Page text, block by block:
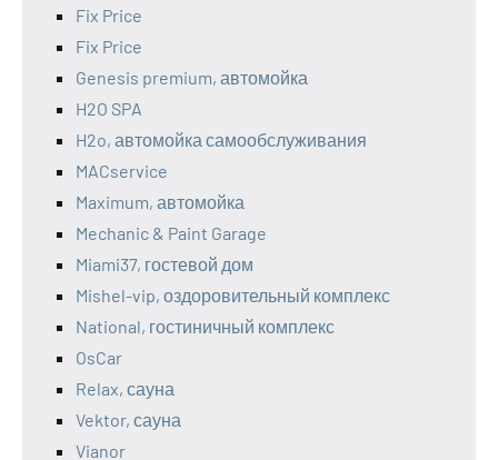
Fix Price
Fix Price
Genesis premium, автомойка
H2O SPA
H2o, автомойка самообслуживания
MACservice
Maximum, автомойка
Mechanic & Paint Garage
Miami37, гостевой дом
Mishel-vip, оздоровительный комплекс
National, гостиничный комплекс
OsCar
Relax, сауна
Vektor, сауна
Vianor